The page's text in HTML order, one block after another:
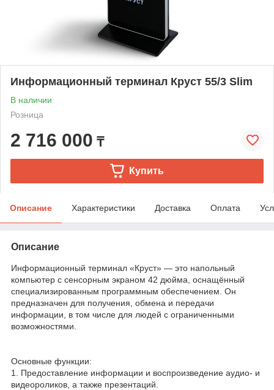
Информационный терминал Круст 55/3 Slim
В наличии
Розница
2 716 000 ₸
Купить
Описание Характеристики Доставка Оплата
Описание
Информационный терминал «Круст» — это напольный
компьютер с сенсорным экраном 42 дюйма, оснащённый
специализированным программным обеспечением. Он
предназначен для получения, обмена и передачи
информации, в том числе для людей с ограниченными
возможностями.
Основные функции:
1. Предоставление информации и воспроизведение аудио- и
видеороликов, а также презентаций.